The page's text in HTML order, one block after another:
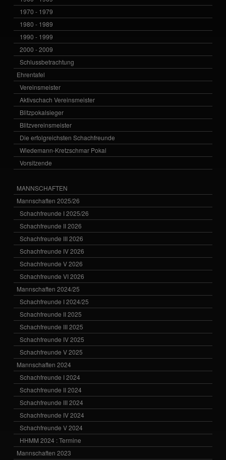
1970 - 1979
1980 - 1989
1990 - 1999
2000 - 2009
Schlussbetrachtung
Ehrentafel
Vereinsmeister
Aktivschach Vereinsmeister
Blitzpokalsieger
Blitzvereinsmeister
Die erfolgreichsten Schachfreunde
Wiedemann-Kretzschmar Pokal
Vorsitzende
MANNSCHAFTEN
Mannschaften 2025/26
Schachfreunde I 2025/26
Schachfreunde II 2026
Schachfreunde III 2026
Schachfreunde IV 2026
Schachfreunde V 2026
Schachfreunde VI 2026
Mannschaften 2024/25
Schachfreunde I 2024/25
Schachfreunde II 2025
Schachfreunde III 2025
Schachfreunde IV 2025
Schachfreunde V 2025
Mannschaften 2024
Schachfreunde I 2024
Schachfreunde II 2024
Schachfreunde III 2024
Schachfreunde IV 2024
Schachfreunde V 2024
HHMM 2024 : Termine
Mannschaften 2023